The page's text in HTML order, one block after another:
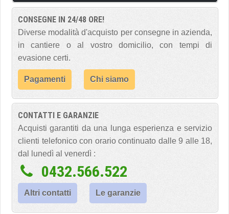
CONSEGNE IN 24/48 ORE!
Diverse modalità d'acquisto per consegne in azienda,
in cantiere o al vostro domicilio, con tempi di
evasione certi.
Pagamenti Chi siamo
CONTATTI E GARANZIE
Acquisti garantiti da una lunga esperienza e servizio
clienti telefonico con orario continuato dalle 9 alle 18,
dal lunedì al venerdì :
0432.566.522
Altri contatti Le garanzie